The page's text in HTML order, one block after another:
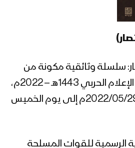
سلسلة وثائقية مكونة من